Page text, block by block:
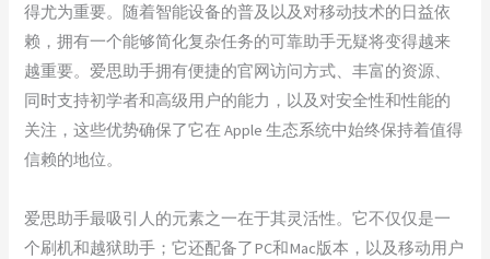
得尤为重要。随着智能设备的普及以及对移动技术的日益依
赖，拥有一个能够简化复杂任务的可靠助手无疑将变得越来
越重要。爱思助手拥有便捷的官网访问方式、丰富的资源、
同时支持初学者和高级用户的能力，以及对安全性和性能的
关注，这些优势确保了它在 Apple 生态系统中始终保持着值得
信赖的地位。
爱思助手最吸引人的元素之一在于其灵活性。它不仅仅是一
个刷机和越狱助手；它还配备了PC和Mac版本，以及移动用户